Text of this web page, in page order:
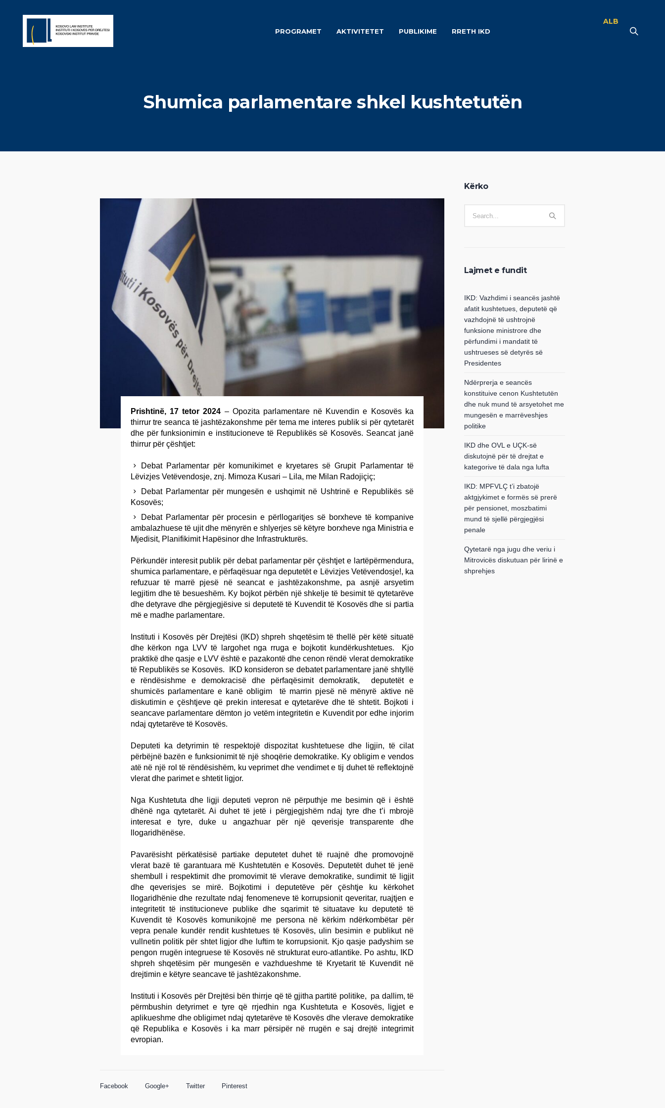
PROGRAMET AKTIVITETET PUBLIKIME RRETH IKD
ALB
Shumica parlamentare shkel kushtetutën
Prishtinë, 17 tetor 2024 – Opozita parlamentare në Kuvendin e Kosovës ka
thirrur tre seanca të jashtëzakonshme për tema me interes publik si për qytetarët
dhe për funksionimin e institucioneve të Republikës së Kosovës. Seancat janë
thirrur për çështjet:
Debat Parlamentar për komunikimet e kryetares së Grupit Parlamentar të
Lëvizjes Vetëvendosje, znj. Mimoza Kusari – Lila, me Milan Radojiçiç;
Debat Parlamentar për mungesën e ushqimit në Ushtrinë e Republikës së
Kosovës;
Debat Parlamentar për procesin e përllogaritjes së borxheve të kompanive
ambalazhuese të ujit dhe mënyrën e shlyerjes së këtyre borxheve nga Ministria e
Mjedisit, Planifikimit Hapësinor dhe Infrastrukturës.
Përkundër interesit publik për debat parlamentar për çështjet e lartëpërmendura,
shumica parlamentare, e përfaqësuar nga deputetët e Lëvizjes Vetëvendosje!, ka
refuzuar të marrë pjesë në seancat e jashtëzakonshme, pa asnjë arsyetim
legjitim dhe të besueshëm. Ky bojkot përbën një shkelje të besimit të qytetarëve
dhe detyrave dhe përgjegjësive si deputetë të Kuvendit të Kosovës dhe si partia
më e madhe parlamentare.
Instituti i Kosovës për Drejtësi (IKD) shpreh shqetësim të thellë për këtë situatë
dhe kërkon nga LVV të largohet nga rruga e bojkotit kundërkushtetues. Kjo
praktikë dhe qasje e LVV është e pazakontë dhe cenon rëndë vlerat demokratike
të Republikës se Kosovës. IKD konsideron se debatet parlamentare janë shtyllë
e rëndësishme e demokracisë dhe përfaqësimit demokratik, deputetët e
shumicës parlamentare e kanë obligim të marrin pjesë në mënyrë aktive në
diskutimin e çështjeve që prekin interesat e qytetarëve dhe të shtetit. Bojkoti i
seancave parlamentare dëmton jo vetëm integritetin e Kuvendit por edhe injorim
ndaj qytetarëve të Kosovës.
Deputeti ka detyrimin të respektojë dispozitat kushtetuese dhe ligjin, të cilat
përbëjnë bazën e funksionimit të një shoqërie demokratike. Ky obligim e vendos
atë në një rol të rëndësishëm, ku veprimet dhe vendimet e tij duhet të reflektojnë
vlerat dhe parimet e shtetit ligjor.
Nga Kushtetuta dhe ligji deputeti vepron në përputhje me besimin që i është
dhënë nga qytetarët. Ai duhet të jetë i përgjegjshëm ndaj tyre dhe t’i mbrojë
interesat e tyre, duke u angazhuar për një qeverisje transparente dhe
llogaridhënëse.
Pavarësisht përkatësisë partiake deputetet duhet të ruajnë dhe promovojnë
vlerat bazë të garantuara më Kushtetutën e Kosovës. Deputetët duhet të jenë
shembull i respektimit dhe promovimit të vlerave demokratike, sundimit të ligjit
dhe qeverisjes se mirë. Bojkotimi i deputetëve për çështje ku kërkohet
llogaridhënie dhe rezultate ndaj fenomeneve të korrupsionit qeveritar, ruajtjen e
integritetit të institucioneve publike dhe sqarimit të situatave ku deputetë të
Kuvendit të Kosovës komunikojnë me persona në kërkim ndërkombëtar për
vepra penale kundër rendit kushtetues të Kosovës, ulin besimin e publikut në
vullnetin politik për shtet ligjor dhe luftim te korrupsionit. Kjo qasje padyshim se
pengon rrugën integruese të Kosovës në strukturat euro-atlantike. Po ashtu, IKD
shpreh shqetësim për mungesën e vazhdueshme të Kryetarit të Kuvendit në
drejtimin e këtyre seancave të jashtëzakonshme.
Instituti i Kosovës për Drejtësi bën thirrje që të gjitha partitë politike, pa dallim, të
përmbushin detyrimet e tyre që rrjedhin nga Kushtetuta e Kosovës, ligjet e
aplikueshme dhe obligimet ndaj qytetarëve të Kosovës dhe vlerave demokratike
që Republika e Kosovës i ka marr përsipër në rrugën e saj drejtë integrimit
evropian.
Facebook Google+ Twitter Pinterest
Kërko
Lajmet e fundit
IKD: Vazhdimi i seancës jashtë
afatit kushtetues, deputetë që
vazhdojnë të ushtrojnë
funksione ministrore dhe
përfundimi i mandatit të
ushtrueses së detyrës së
Presidentes
Ndërprerja e seancës
konstituive cenon Kushtetutën
dhe nuk mund të arsyetohet me
mungesën e marrëveshjes
politike
IKD dhe OVL e UÇK-së
diskutojnë për të drejtat e
kategorive të dala nga lufta
IKD: MPFVLÇ t’i zbatojë
aktgjykimet e formës së prerë
për pensionet, moszbatimi
mund të sjellë përgjegjësi
penale
Qytetarë nga jugu dhe veriu i
Mitrovicës diskutuan për lirinë e
shprehjes